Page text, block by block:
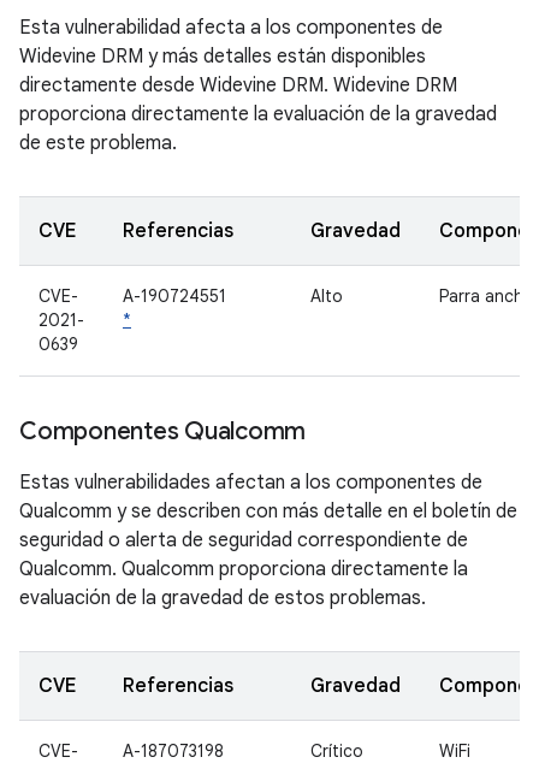
Esta vulnerabilidad afecta a los componentes de
Widevine DRM y más detalles están disponibles
directamente desde Widevine DRM. Widevine DRM
proporciona directamente la evaluación de la gravedad
de este problema.
CVE Referencias Gravedad
CVE-
2021-
0639
A-190724551
*
Alto Parra ancha
Componentes Qualcomm
Estas vulnerabilidades afectan a los componentes de
Qualcomm y se describen con más detalle en el boletín de
seguridad o alerta de seguridad correspondiente de
Qualcomm. Qualcomm proporciona directamente la
evaluación de la gravedad de estos problemas.
CVE Referencias Gravedad
CVE-
A-187073198
Crítico WiFi